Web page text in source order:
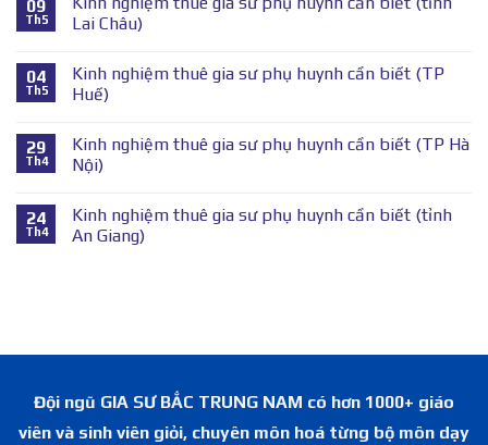
09
Th5
Lai Châu)
04
Th5
Kinh nghiệm thuê gia sư phụ huynh cần biết (TP
Huế)
29
Th4
Kinh nghiệm thuê gia sư phụ huynh cần biết (TP Hà
Nội)
24
Th4
Kinh nghiệm thuê gia sư phụ huynh cần biết (tỉnh
An Giang)
Đội ngũ GIA SƯ BẮC TRUNG NAM có hơn 1000+ giáo
viên và sinh viên giỏi, chuyên môn hoá từng bộ môn dạy